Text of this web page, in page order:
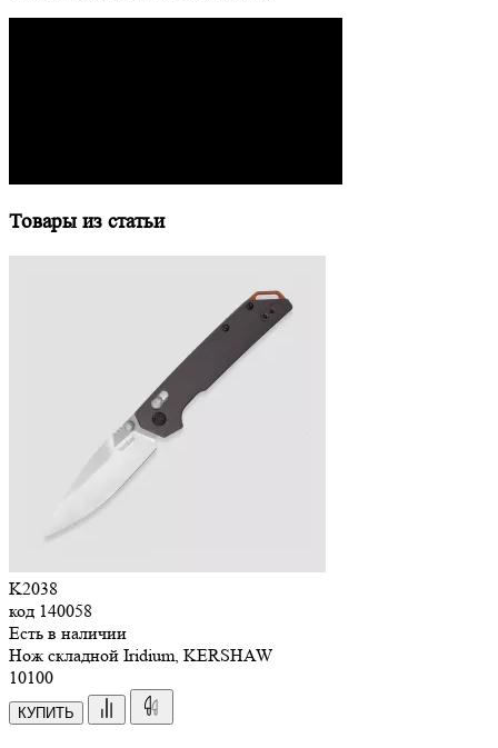
Товары из статьи
K2038
код 140058
Есть в наличии
Нож складной Iridium, KERSHAW
10100
КУПИТЬ